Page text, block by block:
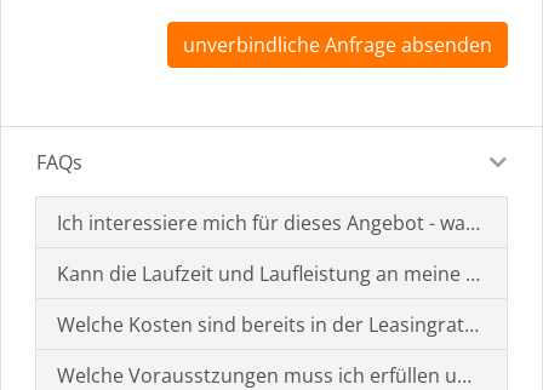
unverbindliche Anfrage absenden
FAQs
Ich interessiere mich für dieses Angebot - was muss
Kann die Laufzeit und Laufleistung an meine
Welche Kosten sind bereits in der Leasingrate
Welche Vorausstzungen muss ich erfüllen um einen